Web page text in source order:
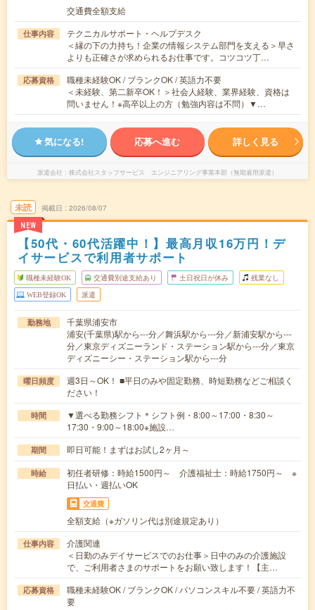
交通費全額支給
仕事内容
テクニカルサポート・ヘルプデスク
＜縁の下の力持ち！企業の情報システム部門を支える＞早さ
よりも正確さが求められるお仕事です。コツコツ丁…
応募資格
職種未経験OK / ブランクOK / 英語力不要
＜未経験、第二新卒OK！＞社会人経験、業界経験、資格は
問いません！※高卒以上の方（勉強内容は不問）▼…
気になる! 応募へ進む 詳しく見る
派遣会社 株式会社スタッフサービス エンジニアリング事業本部（無期雇用派遣）
未読
NEW
掲載日 2026/08/07
【50代・60代活躍中！】最高月収16万円！デ
イサービスで利用者サポート
職種未経験OK 交通費別途支給あり 土日祝日が休み 残業なし
WEB登録OK 派遣
勤務地
千葉県浦安市
浦安(千葉県)駅から---分／舞浜駅から---分／新浦安駅から---
分／東京ディズニーランド・ステーション駅から---分／東京
ディズニーシー・ステーション駅から---分
曜日頻度
週3日～OK！ ■平日のみや固定勤務、時短勤務などご相談く
ださい！
時間
▼選べる勤務シフト＊シフト例・8:00～17:00・8:30～
17:30・9:00～18:00※施設…
期間 即日可能！まずはお試し2ヶ月～
時給
初任者研修：時給1500円～ 介護福祉士：時給1750円～ ※
日払い・週払いOK
交通費
全額支給（※ガソリン代は別途規定あり）
仕事内容
介護関連
＜日勤のみデイサービスでのお仕事＞日中のみの介護施設
で、ご利用者さまのサポートをお願い致します！【主…
応募資格
職種未経験OK / ブランクOK / パソコンスキル不要 / 英語力不
要